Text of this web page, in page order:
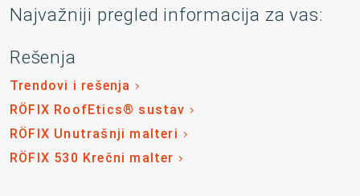
Najvažniji pregled informacija za vas:
Rešenja
Trendovi i rešenja
RÖFIX RoofEtics® sustav
RÖFIX Unutrašnji malteri
RÖFIX 530 Krečni malter